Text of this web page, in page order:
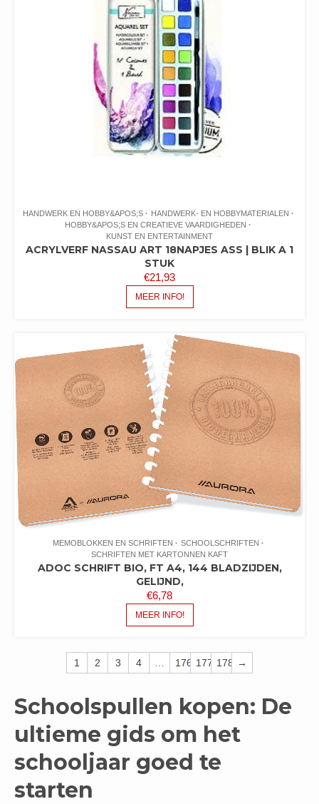
HANDWERK EN HOBBY&APOS;S
HANDWERK- EN HOBBYMATERIALEN
HOBBY&APOS;S EN CREATIEVE VAARDIGHEDEN
KUNST EN ENTERTAINMENT
ACRYLVERF NASSAU ART 18NAPJES ASS | BLIK A 1
STUK
€21,93
MEER INFO!
MEMOBLOKKEN EN SCHRIFTEN
SCHOOLSCHRIFTEN
SCHRIFTEN MET KARTONNEN KAFT
ADOC SCHRIFT BIO, FT A4, 144 BLADZIJDEN,
GELIJND,
€6,78
MEER INFO!
1 2 3 4 176 177 178 →
Schoolspullen kopen: De
ultieme gids om het
schooljaar goed te
starten